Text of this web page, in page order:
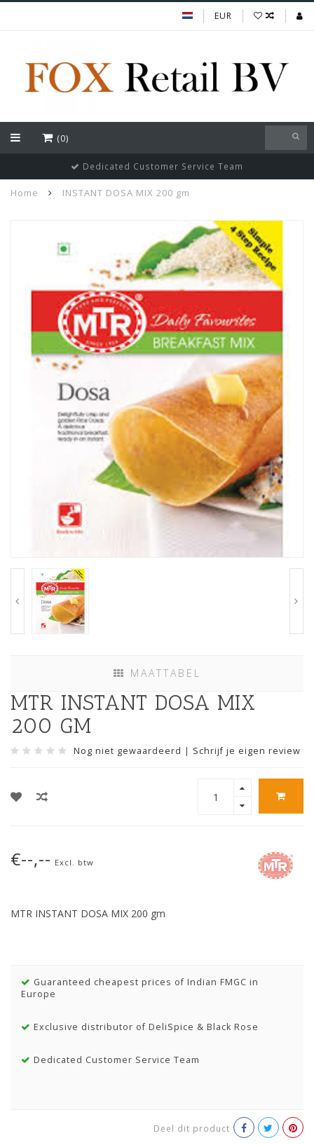
EUR
(0)
Dedicated Customer Service Team
Home INSTANT DOSA MIX 200 gm
MAATTABEL
MTR INSTANT DOSA MIX
200 GM
Nog niet gewaardeerd | Schrijf je eigen review
€--,-- Excl. btw
MTR INSTANT DOSA MIX 200 gm
Guaranteed cheapest prices of Indian FMGC in
Europe
Exclusive distributor of DeliSpice & Black Rose
Dedicated Customer Service Team
Deel dit product